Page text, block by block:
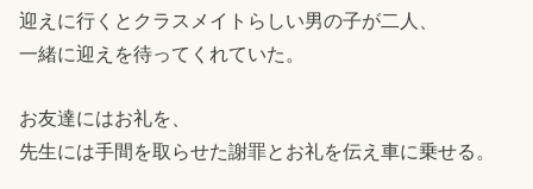
迎えに行くとクラスメイトらしい男の子が二人、
一緒に迎えを待ってくれていた。
お友達にはお礼を、
先生には手間を取らせた謝罪とお礼を伝え車に乗せる。